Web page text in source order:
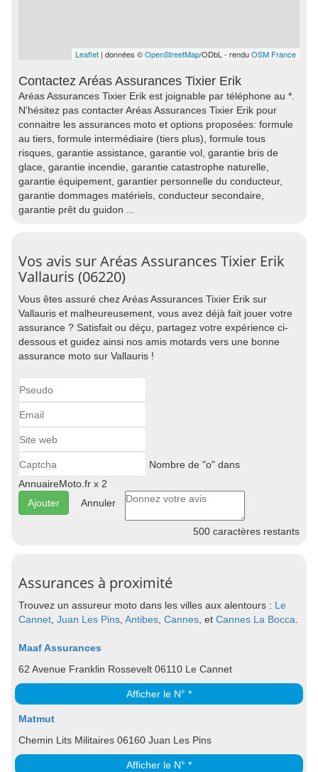
Leaflet | données ©OpenStreetMap/ODbL - renduOSM France
Contactez Aréas Assurances Tixier Erik
Aréas Assurances Tixier Erik est joignable par téléphone au *.
N'hésitez pas contacter Aréas Assurances Tixier Erik pour
connaitre les assurances moto et options proposées: formule
au tiers, formule intermédiaire (tiers plus), formule tous
risques, garantie assistance, garantie vol, garantie bris de
glace, garantie incendie, garantie catastrophe naturelle,
garantie équipement, garantier personnelle du conducteur,
garantie dommages matériels, conducteur secondaire,
garantie prêt du guidon ...
Vos avis sur Aréas Assurances Tixier Erik
Vallauris (06220)
Vous êtes assuré chez Aréas Assurances Tixier Erik sur
Vallauris et malheureusement, vous avez déjà fait jouer votre
assurance ? Satisfait ou déçu, partagez votre expérience ci-
dessous et guidez ainsi nos amis motards vers une bonne
assurance moto sur Vallauris !
Nombre de "o" dans
AnnuaireMoto.fr x 2
Annuler
500 caractères restants
Assurances à proximité
Trouvez un assureur moto dans les villes aux alentours : Le
Cannet Juan Les Pins Antibes Cannes , et Cannes La Bocca
Maaf Assurances
62 Avenue Franklin Rossevelt 06110 Le Cannet
Afficher le N° *
Matmut
Chemin Lits Militaires 06160 Juan Les Pins
Afficher le N° *